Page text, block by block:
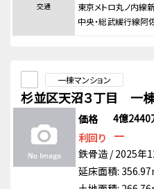
交通
東京メトロ丸ノ内線
中央・総武緩行線阿
一棟マンション
杉並区天沼３丁目 一棟
価格
4億2440
利回り
－
鉄骨造 / 2025年
延床面積: